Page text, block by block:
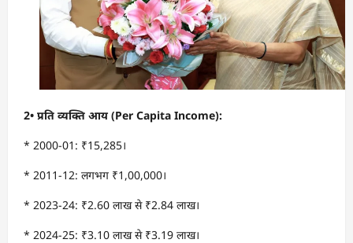
2• प्रति व्यक्ति आय (Per Capita Income):
* 2000-01: ₹15,285।
* 2011-12: लगभग ₹1,00,000।
* 2023-24: ₹2.60 लाख से ₹2.84 लाख।
* 2024-25: ₹3.10 लाख से ₹3.19 लाख।